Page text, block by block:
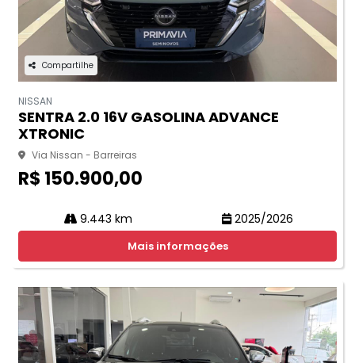
Compartilhe
NISSAN
SENTRA 2.0 16V GASOLINA ADVANCE
XTRONIC
Via Nissan - Barreiras
R$ 150.900,00
9.443 km 2025/2026
Mais informações